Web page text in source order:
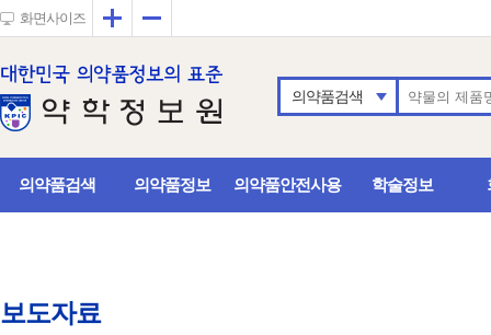
화면사이즈 확대
의약품검색
의약품검색 의약품정보 의약품안전사용 학술정보
보도자료